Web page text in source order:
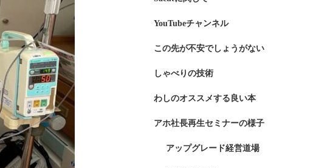
YouTubeチャンネル
この先が不安でしょうがない
しゃべりの技術
わしのオススメする良い本
アホ社長再生セミナーの様子
アップグレード経営道場